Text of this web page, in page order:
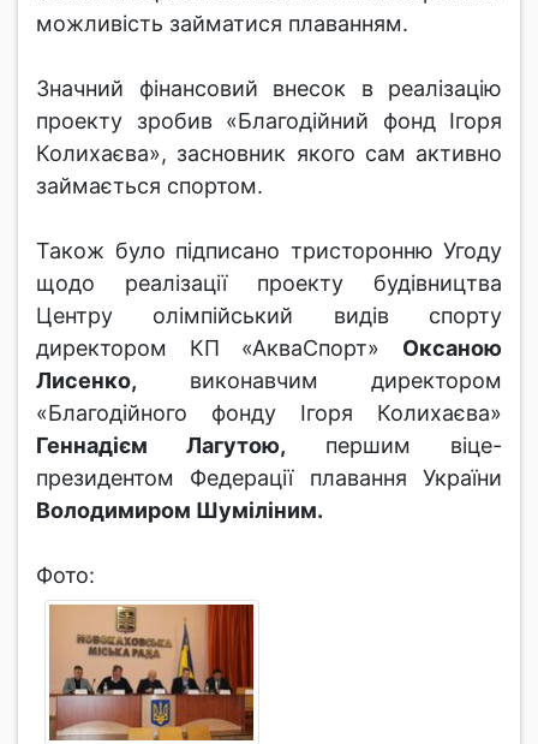
можливість займатися плаванням.
Значний фінансовий внесок в реалізацію
проекту зробив «Благодійний фонд Ігоря
Колихаєва», засновник якого сам активно
займається спортом.
Також було підписано тристоронню Угоду
щодо реалізації проекту будівництва
Центру олімпійський видів спорту
директором КП «АкваСпорт» Оксаною
Лисенко, виконавчим директором
«Благодійного фонду Ігоря Колихаєва»
Геннадієм Лагутою, першим віце-
президентом Федерації плавання України
Володимиром Шуміліним.
Фото: